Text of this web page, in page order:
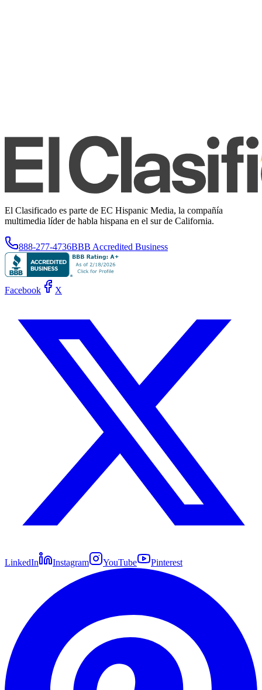
El Clasificado es parte de EC Hispanic Media, la compañía
multimedia líder de habla hispana en el sur de California.
888-277-4736BBB Accredited Business
Facebook X
LinkedIn Instagram YouTube Pinterest